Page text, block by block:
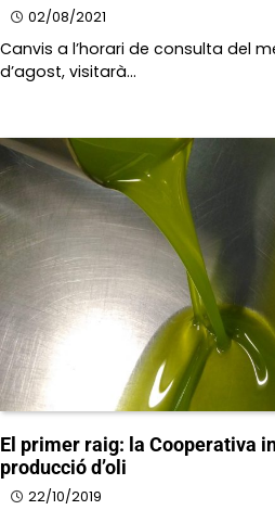
02/08/2021
Canvis a l’horari de consulta del
d’agost, visitarà…
El primer raig: la Cooperativa
producció d’oli
22/10/2019